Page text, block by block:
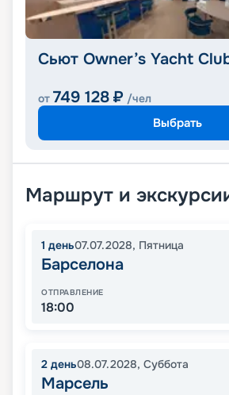
Сьют Owner’s Yacht
от 749 128 ₽ /чел
Выбрать
Маршрут и
1 день07.07.2028, Пятница
Барселона
ОТПРАВЛЕНИЕ
18:00
2 день08.07.2028, Суббота
Марсель